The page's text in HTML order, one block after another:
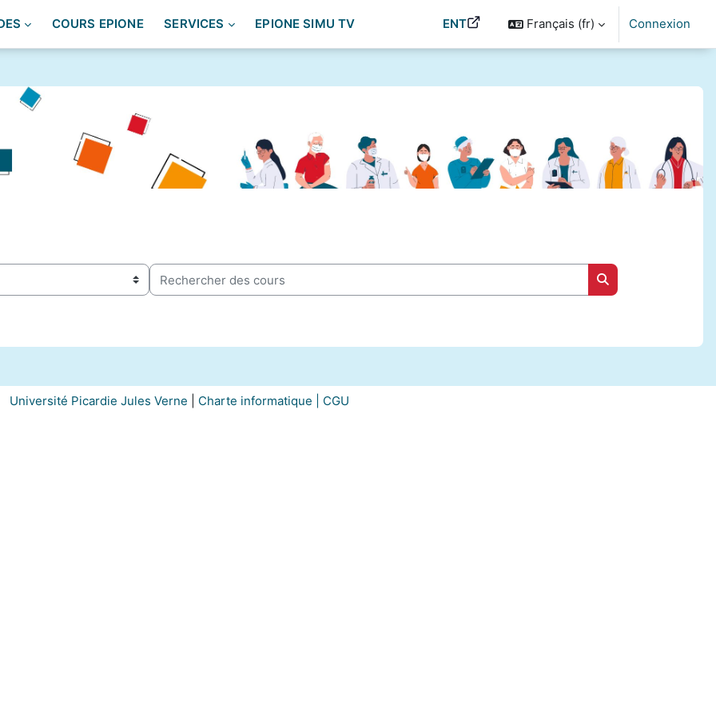
ENT
COURS EPIONE SERVICES EPIONE SIMU TV Français ‎(fr)‎ Connexion
Rechercher des cours
Rechercher des
Université Picardie Jules Verne Charte informatique | CGU